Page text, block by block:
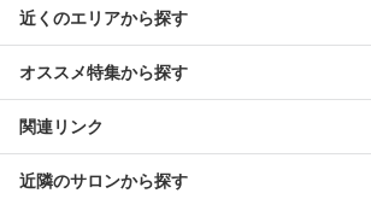
近くのエリアから探す
オススメ特集から探す
関連リンク
近隣のサロンから探す